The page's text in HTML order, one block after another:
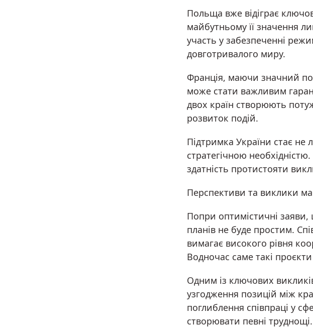
Польща вже відіграє
майбутньому її значення
участь у забезпеченні
довготривалого миру.
Франція, маючи значний
може стати важливим
двох країн створюють
розвиток подій.
Підтримка України стає
стратегічною
здатність протистояти
Перспективи та виклики
Попри оптимістичні заяви,
планів не буде простим.
вимагає високого рівня
Водночас саме такі
Одним із ключових
узгодження позицій між
поглиблення співпраці у
створювати певні труднощі.